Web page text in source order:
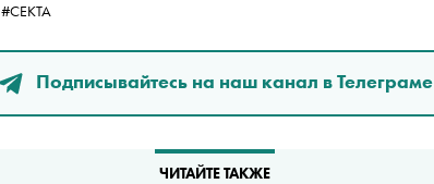
#СЕКТА
Подписывайтесь на наш канал в Телеграме
ЧИТАЙТЕ ТАКЖЕ